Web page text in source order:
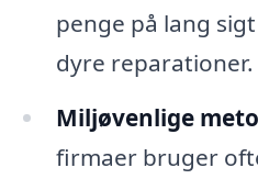
penge på lang
dyre reparationer.
Miljøvenlige
firmaer bruger